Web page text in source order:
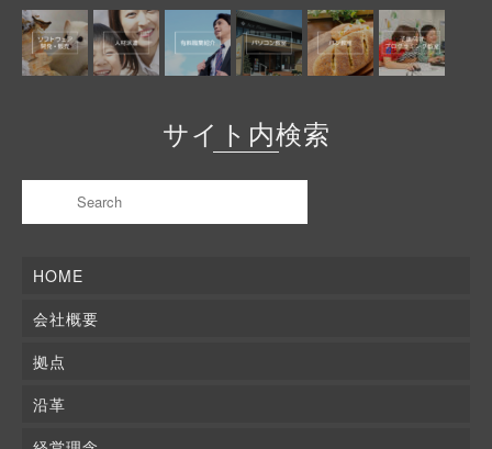
サイト内検索
HOME
会社概要
拠点
沿革